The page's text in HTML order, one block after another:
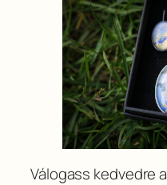
Válogass kedvedre a